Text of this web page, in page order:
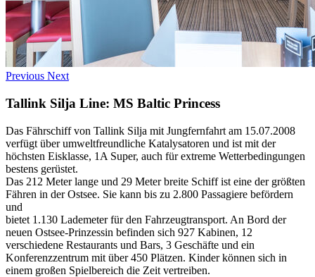
Previous Next
Tallink Silja Line: MS Baltic Princess
Das Fährschiff von Tallink Silja mit Jungfernfahrt am 15.07.2008
verfügt über umweltfreundliche Katalysatoren und ist mit der
höchsten Eisklasse, 1A Super, auch für extreme Wetterbedingungen
bestens gerüstet.
Das 212 Meter lange und 29 Meter breite Schiff ist eine der größten
Fähren in der Ostsee. Sie kann bis zu 2.800 Passagiere befördern
und
bietet 1.130 Lademeter für den Fahrzeugtransport. An Bord der
neuen Ostsee-Prinzessin befinden sich 927 Kabinen, 12
verschiedene Restaurants und Bars, 3 Geschäfte und ein
Konferenzzentrum mit über 450 Plätzen. Kinder können sich in
einem großen Spielbereich die Zeit vertreiben.